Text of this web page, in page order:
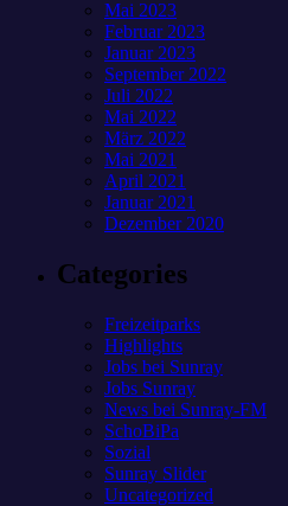
Mai 2023
Februar 2023
Januar 2023
September 2022
Juli 2022
Mai 2022
März 2022
Mai 2021
April 2021
Januar 2021
Dezember 2020
Categories
Freizeitparks
Highlights
Jobs bei Sunray
Jobs Sunray
News bei Sunray-FM
SchoBiPa
Sozial
Sunray Slider
Uncategorized